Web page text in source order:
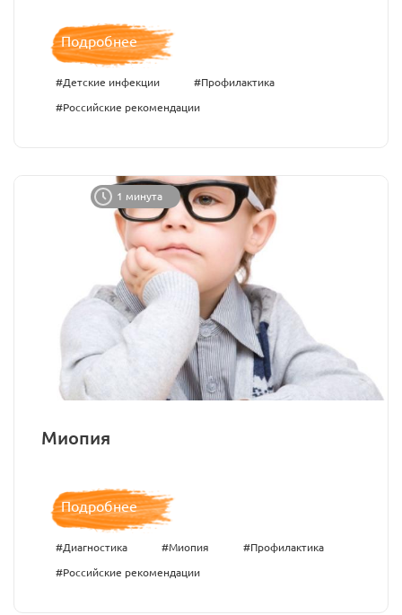
Подробнее
#Детские инфекции #Профилактика
#Российские рекомендации
1 минута
Миопия
Подробнее
#Диагностика #Миопия #Профилактика
#Российские рекомендации